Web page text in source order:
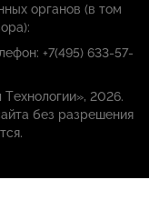
органов (в том
+7(495) 633-57-
2026.
без разрешения